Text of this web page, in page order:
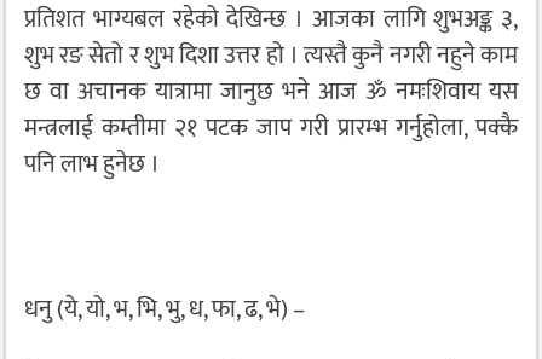
प्रतिशत भाग्यबल रहेको देखिन्छ । आजका लागि शुभअङ्क ३,
शुभ रङ सेतो र शुभ दिशा उत्तर हो । त्यस्तै कुनै नगरी नहुने काम
छ वा अचानक यात्रामा जानुछ भने आज ॐ नमःशिवाय यस
मन्त्रलाई कम्तीमा २१ पटक जाप गरी प्रारम्भ गर्नुहोला, पक्कै
पनि लाभ हुनेछ ।
धनु (ये, यो, भ, भि, भु, ध, फा, ढ, भे) –